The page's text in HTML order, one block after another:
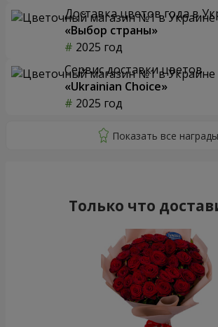
Доставка цветов года в
«Выбор страны»
2025 год
Сервис доставки цветов
«Ukrainian Choice»
2025 год
Только что